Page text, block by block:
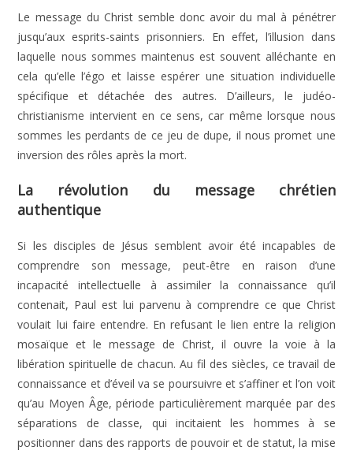
Le message du Christ semble donc avoir du mal à pénétrer
jusqu’aux esprits-saints prisonniers. En effet, l’illusion dans
laquelle nous sommes maintenus est souvent alléchante en
cela qu’elle l’égo et laisse espérer une situation individuelle
spécifique et détachée des autres. D’ailleurs, le judéo-
christianisme intervient en ce sens, car même lorsque nous
sommes les perdants de ce jeu de dupe, il nous promet une
inversion des rôles après la mort.
La révolution du message chrétien
authentique
Si les disciples de Jésus semblent avoir été incapables de
comprendre son message, peut-être en raison d’une
incapacité intellectuelle à assimiler la connaissance qu’il
contenait, Paul est lui parvenu à comprendre ce que Christ
voulait lui faire entendre. En refusant le lien entre la religion
mosaïque et le message de Christ, il ouvre la voie à la
libération spirituelle de chacun. Au fil des siècles, ce travail de
connaissance et d’éveil va se poursuivre et s’affiner et l’on voit
qu’au Moyen Âge, période particulièrement marquée par des
séparations de classe, qui incitaient les hommes à se
positionner dans des rapports de pouvoir et de statut, la mise